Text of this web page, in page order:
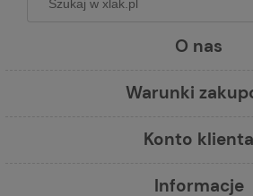
O nas
Warunki
Konto klienta
Informacje